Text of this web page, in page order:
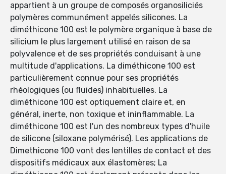
appartient à un groupe de composés organosiliciés
polymères communément appelés silicones. La
diméthicone 100 est le polymère organique à base de
silicium le plus largement utilisé en raison de sa
polyvalence et de ses propriétés conduisant à une
multitude d'applications. La diméthicone 100 est
particulièrement connue pour ses propriétés
rhéologiques (ou fluides) inhabituelles. La
diméthicone 100 est optiquement claire et, en
général, inerte, non toxique et ininflammable. La
diméthicone 100 est l'un des nombreux types d'huile
de silicone (siloxane polymérisé). Les applications de
Dimethicone 100 vont des lentilles de contact et des
dispositifs médicaux aux élastomères; La